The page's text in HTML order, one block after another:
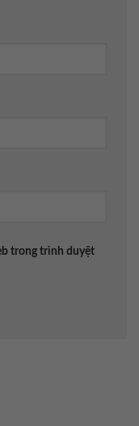
trong trình duyệt